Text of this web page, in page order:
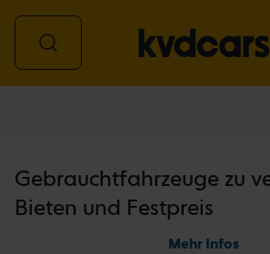
Gebrauchtfahrzeuge zu
Bieten und Festpreis
Mehr Infos